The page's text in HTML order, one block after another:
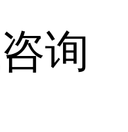
询